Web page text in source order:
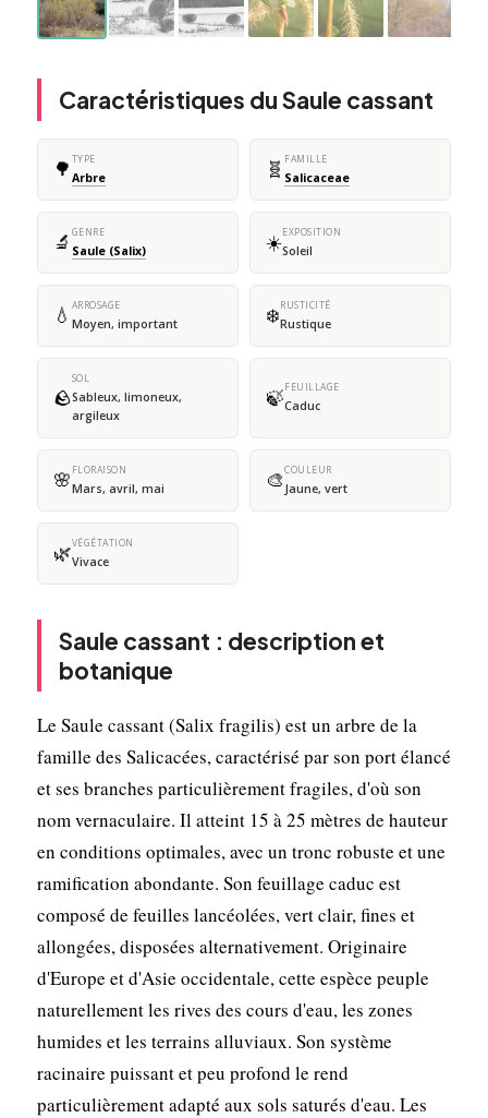
Caractéristiques du Saule cassant
🌳 TYPE
Arbre 🧬 FAMILLE
Salicaceae
🔬 GENRE
Saule (Salix) ☀️EXPOSITION
Soleil
💧 ARROSAGE
Moyen, important ❄️RUSTICITÉ
Rustique
🪨
SOL
Sableux, limoneux,
argileux
🍃FEUILLAGE
Caduc
🌸 FLORAISON
Mars, avril, mai 🎨COULEUR
Jaune, vert
🌿VÉGÉTATION
Vivace
Saule cassant : description et
botanique
Le Saule cassant (Salix fragilis) est un arbre de la
famille des Salicacées, caractérisé par son port élancé
et ses branches particulièrement fragiles, d'où son
nom vernaculaire. Il atteint 15 à 25 mètres de hauteur
en conditions optimales, avec un tronc robuste et une
ramification abondante. Son feuillage caduc est
composé de feuilles lancéolées, vert clair, fines et
allongées, disposées alternativement. Originaire
d'Europe et d'Asie occidentale, cette espèce peuple
naturellement les rives des cours d'eau, les zones
humides et les terrains alluviaux. Son système
racinaire puissant et peu profond le rend
particulièrement adapté aux sols saturés d'eau. Les